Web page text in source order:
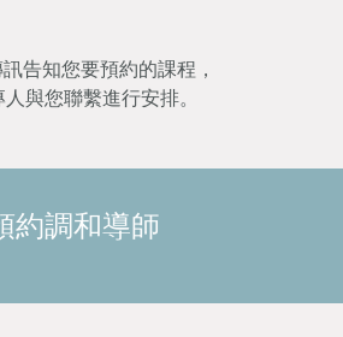
告知您要預約的課程，
人與您聯繫進行安排。
約調和導師